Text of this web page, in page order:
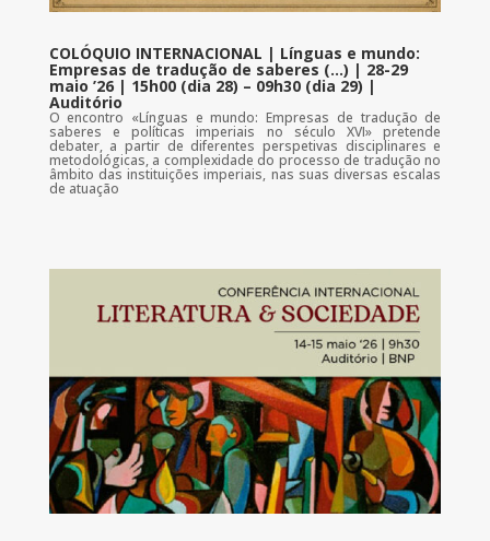
COLÓQUIO INTERNACIONAL | Línguas e mundo:
Empresas de tradução de saberes (…) | 28-29
maio ’26 | 15h00 (dia 28) – 09h30 (dia 29) |
Auditório
O encontro «Línguas e mundo: Empresas de tradução de
saberes e políticas imperiais no século XVI» pretende
debater, a partir de diferentes perspetivas disciplinares e
metodológicas, a complexidade do processo de tradução no
âmbito das instituições imperiais, nas suas diversas escalas
de atuação